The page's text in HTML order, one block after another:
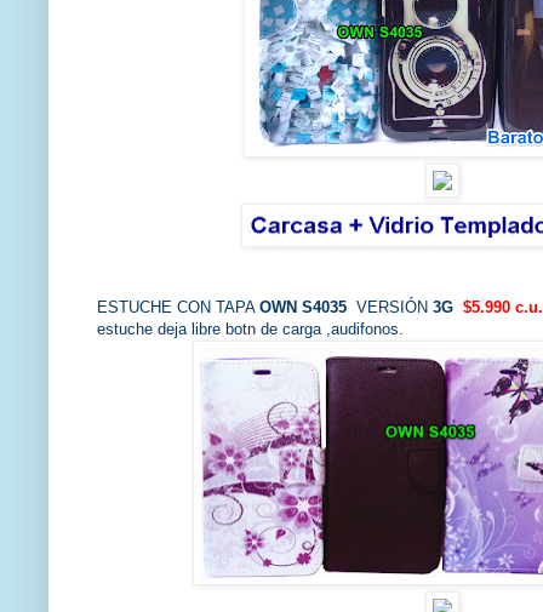
ESTUCHE CON TAPA OWN S4035 VERSIÓN 3G $5.990 c.u.
estuche deja libre botn de carga ,audifonos.